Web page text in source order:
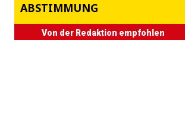
ABSTIMMUNG
Von der Redaktion empfohlen